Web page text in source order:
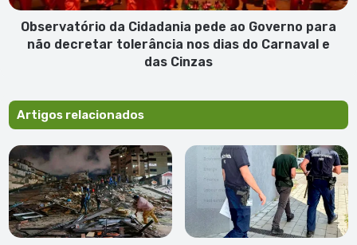
decretar
tolerância
e
das
Observatório da Cidadania pede ao Governo para
não decretar tolerância nos dias do Carnaval e
das Cinzas
Artigos relacionados